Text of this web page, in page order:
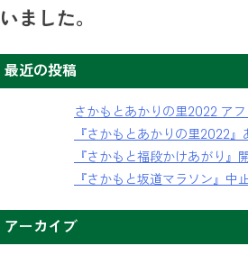
いました。
最近の投稿
さかもとあかりの里2022 ア
『さかもとあかりの里2022』
『さかもと福段かけあがり』
『さかもと坂道マラソン』中
アーカイブ